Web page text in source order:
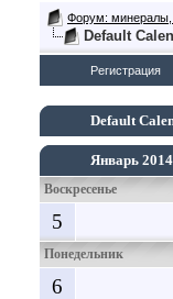
Форум: минералы,
Default
Регистрация
Default
Январь 2014
Воскресенье
5
Понедельник
6